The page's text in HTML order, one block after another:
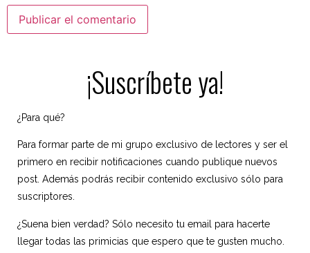
¡Suscríbete ya!
¿Para qué?
Para formar parte de mi grupo exclusivo de lectores y ser el
primero en recibir notificaciones cuando publique nuevos
post. Además podrás recibir contenido exclusivo sólo para
suscriptores.
¿Suena bien verdad? Sólo necesito tu email para hacerte
llegar todas las primicias que espero que te gusten mucho.